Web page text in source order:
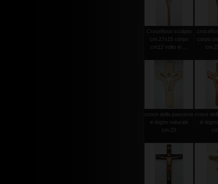
Crocefisso scolpito
cm.27x15 corpo
cm12 volto in ...
corpo
croce della passione
in legno naturale
cm.23
croce
in